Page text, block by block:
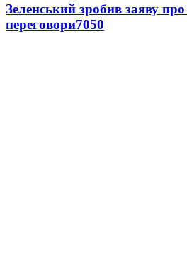
Зеленський зробив заяву
переговори7050